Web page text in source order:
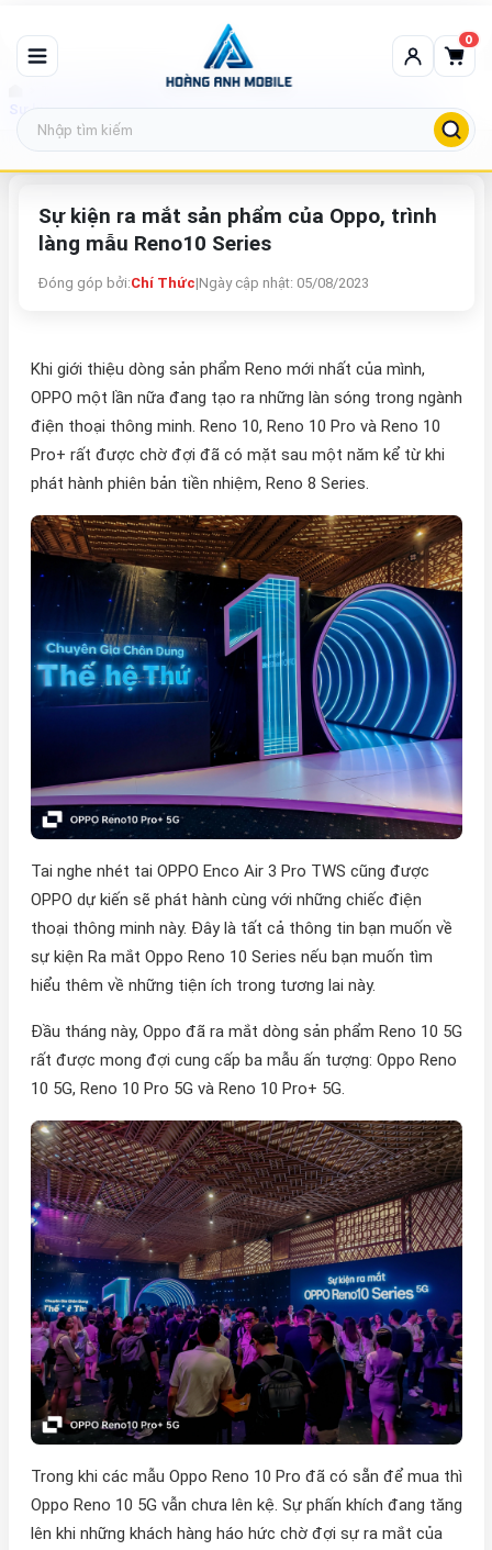
0
Sự kiện ra mắt sản phẩm của Oppo, trình làng mẫu Reno10 Series
Sự kiện ra mắt sản phẩm của Oppo, trình
làng mẫu Reno10 Series
Đóng góp bởi:Chí Thức|Ngày cập nhật: 05/08/2023
Khi giới thiệu dòng sản phẩm Reno mới nhất của mình,
OPPO một lần nữa đang tạo ra những làn sóng trong ngành
điện thoại thông minh. Reno 10, Reno 10 Pro và Reno 10
Pro+ rất được chờ đợi đã có mặt sau một năm kể từ khi
phát hành phiên bản tiền nhiệm, Reno 8 Series.
Tai nghe nhét tai OPPO Enco Air 3 Pro TWS cũng được
OPPO dự kiến sẽ phát hành cùng với những chiếc điện
thoại thông minh này. Đây là tất cả thông tin bạn muốn về
sự kiện Ra mắt Oppo Reno 10 Series nếu bạn muốn tìm
hiểu thêm về những tiện ích trong tương lai này.
Đầu tháng này, Oppo đã ra mắt dòng sản phẩm Reno 10 5G
rất được mong đợi cung cấp ba mẫu ấn tượng: Oppo Reno
10 5G, Reno 10 Pro 5G và Reno 10 Pro+ 5G.
Trong khi các mẫu Oppo Reno 10 Pro đã có sẵn để mua thì
Oppo Reno 10 5G vẫn chưa lên kệ. Sự phấn khích đang tăng
lên khi những khách hàng háo hức chờ đợi sự ra mắt của